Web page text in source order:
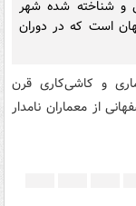
و شناخته شده شهر
است که در دوران
و کاشی‌کاری قرن
از معماران نامدار